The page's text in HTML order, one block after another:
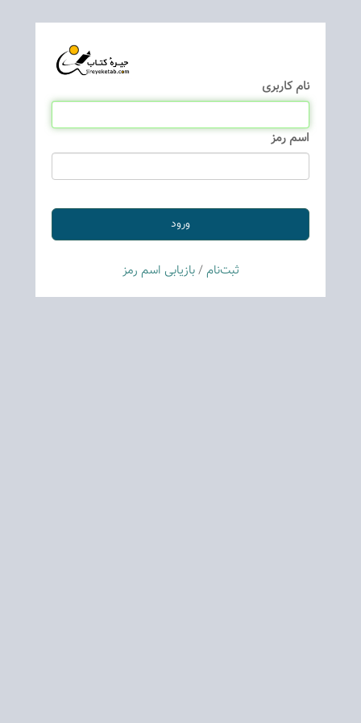
نام كاربری
اسم رمز
ثبت‌نام/بازیابی اسم رمز